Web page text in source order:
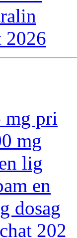
2026
mg pri
mg
lig
en
dosag
202